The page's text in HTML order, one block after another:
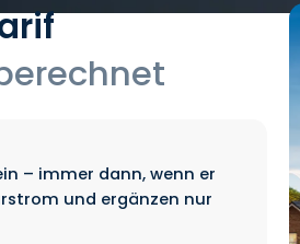
– immer dann, wenn er
und ergänzen nur